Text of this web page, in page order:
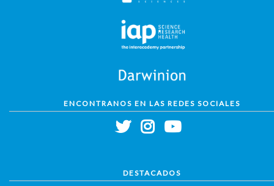
ENCONTRANOS EN LAS REDES SOCIALES
DESTACADOS